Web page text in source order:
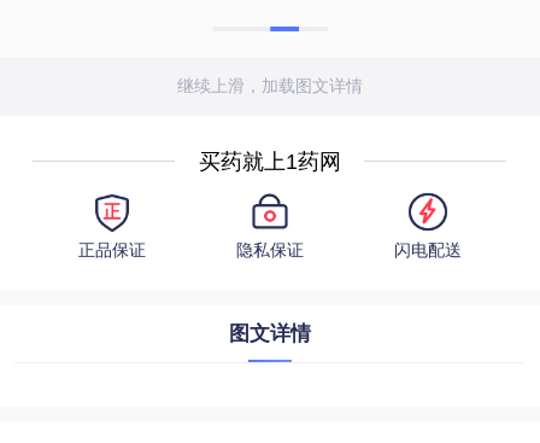
继续上滑，加载图文详情
买药就上1药网
正品保证 隐私保证 闪电配送
图文详情